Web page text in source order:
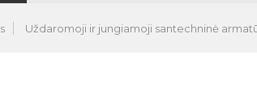
Uždaromoji ir jungiamoji santechninė